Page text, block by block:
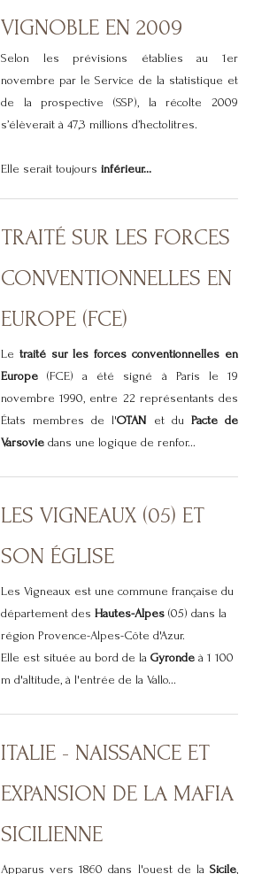
VIGNOBLE EN 2009
Selon les prévisions établies au 1er
novembre par le Service de la statistique et
de la prospective (SSP), la récolte 2009
s’élèverait à 47,3 millions d’hectolitres.
Elle serait toujours inférieur...
TRAITÉ SUR LES FORCES
CONVENTIONNELLES EN
EUROPE (FCE)
Le traité sur les forces conventionnelles en
Europe(FCE) a été signé à Paris le 19
novembre 1990, entre 22 représentants des
États membres de l'OTAN et du Pacte de
Varsoviedans une logique de renfor...
LES VIGNEAUX (05) ET
SON ÉGLISE
Les Vigneaux est une commune française du
département des Hautes-Alpes(05) dans la
région Provence-Alpes-Côte d'Azur.
Elle est située au bord de la Gyronde à 1 100
m d'altitude, à l'entrée de la Vallo...
ITALIE - NAISSANCE ET
EXPANSION DE LA MAFIA
SICILIENNE
Apparus vers 1860 dans l'ouest de la Sicile,